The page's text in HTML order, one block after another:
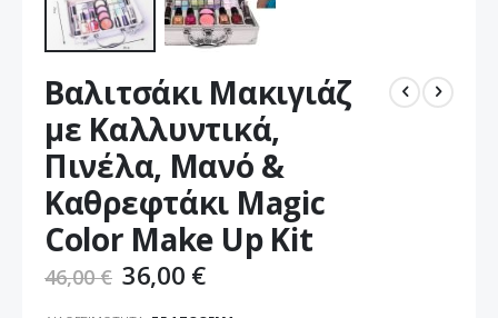
στην
αρχή
της
συλλογής
εικόνων
Βαλιτσάκι Μακιγιάζ
με Καλλυντικά,
Πινέλα, Μανό &
Καθρεφτάκι Magic
Color Make Up Kit
46,00 € 36,00 €